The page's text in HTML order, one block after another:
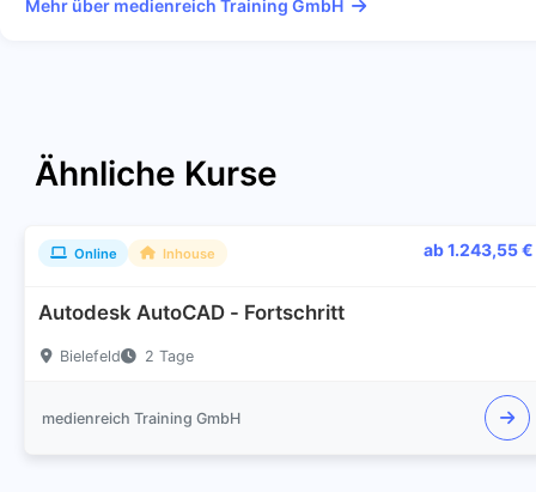
Mehr über medienreich Training GmbH
Ähnliche Kurse
Online Inhouse ab 1.243,55 €
Autodesk AutoCAD - Fortschritt
Bielefeld 2 Tage
medienreich Training GmbH